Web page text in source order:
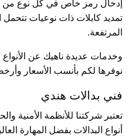
إدخال رمز خاص في كل نوع من
تمديد كابلات ذات نوعيات
المرتفعة.
وخدمات عديدة ناهيك عن الأنواع
نوفرها لكم بأنسب الأسعار
فني بدالات هندي
تعتبر شركتنا للأنظمة الأمنية
أنواع البدالات بفضل المهارة